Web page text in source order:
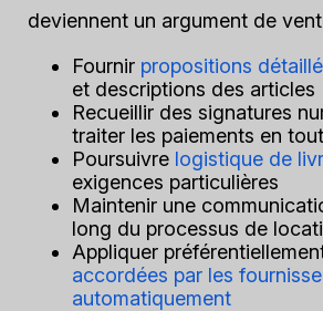
deviennent un argument de
Fournir propositions
et descriptions des articles
Recueillir des signatures
traiter les paiements en
Poursuivre logistique de
exigences particulières
Maintenir une
long du processus de
Appliquer
accordées par les
automatiquement